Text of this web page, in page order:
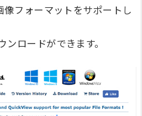
フォーマットをサポートし
ロードができます。